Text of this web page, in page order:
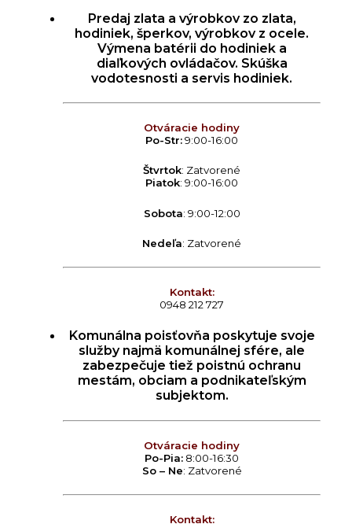
Predaj zlata a výrobkov zo zlata,
hodiniek, šperkov, výrobkov z ocele.
Výmena batérii do hodiniek a
diaľkových ovládačov. Skúška
vodotesnosti a servis hodiniek.
Otváracie hodiny
Po-Str:9:00-16:00
Štvrtok: Zatvorené
Piatok: 9:00-16:00
Sobota: 9:00-12:00
Nedeľa: Zatvorené
Kontakt:
0948 212 727
Komunálna poisťovňa poskytuje svoje
služby najmä komunálnej sfére, ale
zabezpečuje tiež poistnú ochranu
mestám, obciam a podnikateľským
subjektom.
Otváracie hodiny
Po-Pia: 8:00-16:30
So – Ne: Zatvorené
Kontakt: